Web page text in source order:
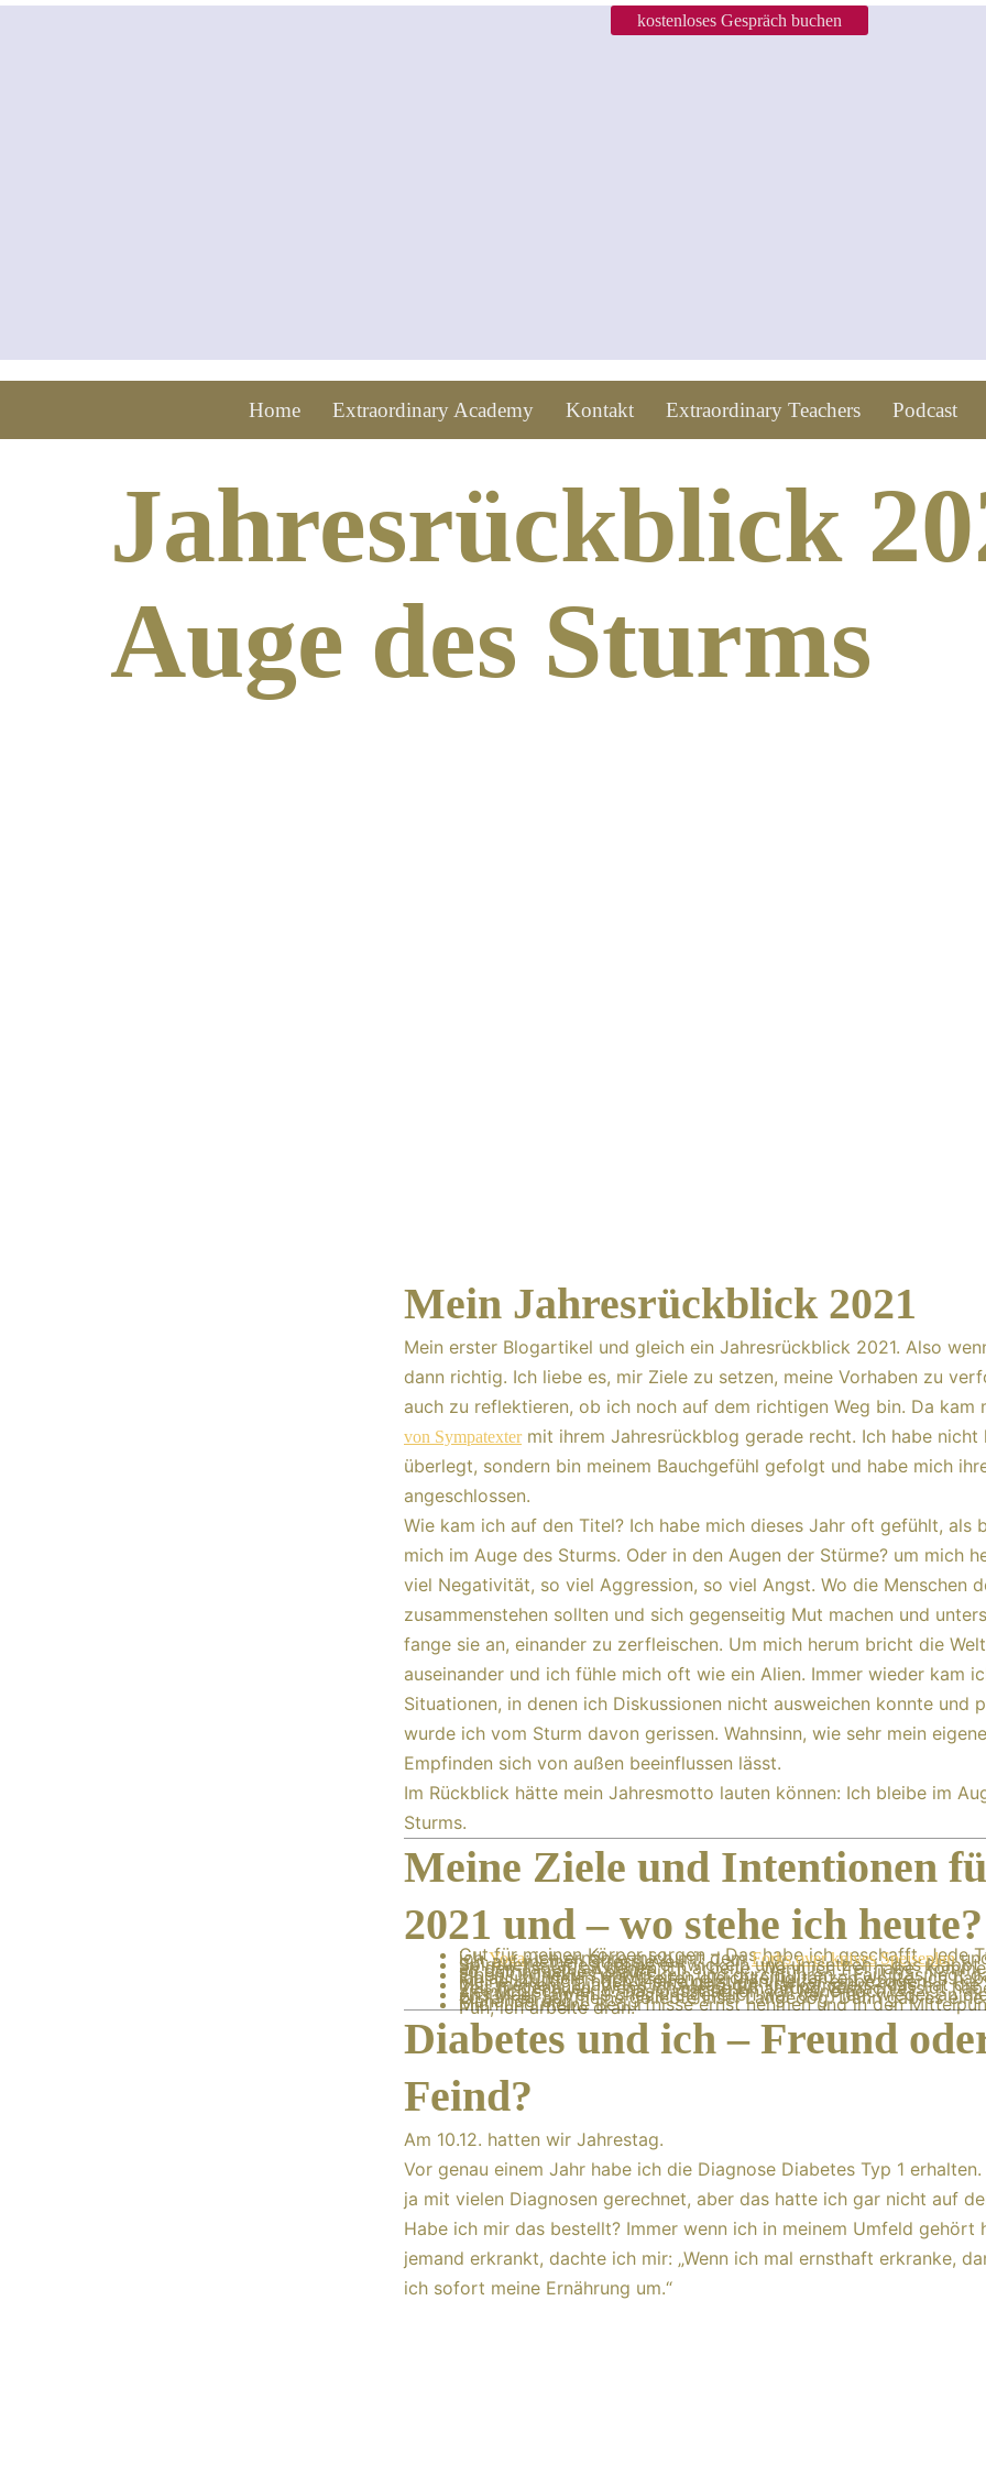
kostenloses Gespräch buchen
Home Extraordinary Academy Kontakt Extraordinary Teachers Podcast
Jahresrückblick
Auge des Sturms
Mein Jahresrückblick 2021
Mein erster Blogartikel und gleich ein Jahresrückblick 2021. Also
dann richtig. Ich liebe es, mir Ziele zu setzen, meine Vorhaben zu
auch zu reflektieren, ob ich noch auf dem richtigen Weg bin. Da kam
von Sympatextermit ihrem Jahresrückblog gerade recht. Ich habe nicht
überlegt, sondern bin meinem Bauchgefühl gefolgt und habe mich
angeschlossen.
Wie kam ich auf den Titel? Ich habe mich dieses Jahr oft gefühlt, als
mich im Auge des Sturms. Oder in den Augen der Stürme? um mich
viel Negativität, so viel Aggression, so viel Angst. Wo die Menschen
zusammenstehen sollten und sich gegenseitig Mut machen und
fange sie an, einander zu zerfleischen. Um mich herum bricht die Welt
auseinander und ich fühle mich oft wie ein Alien. Immer wieder kam
Situationen, in denen ich Diskussionen nicht ausweichen konnte und
wurde ich vom Sturm davon gerissen. Wahnsinn, wie sehr mein
Empfinden sich von außen beeinflussen lässt.
Im Rückblick hätte mein Jahresmotto lauten können: Ich bleibe im
Sturms.
Meine Ziele und Intentionen
2021 und – wo stehe ich heute?
Gut für meinen Körper sorgen – Das habe ich geschafft. Jede
ichYoga; ich ernähre mich mit demForks over knives Speiseplan
gut auf meinen Stresslevel.
Spirituelle Tagesroutine entwickeln und umsetzen – das klappt
an den Tagen, an denen ich arbeite. Wenn ich frei habe,
so gut in meine Abläufe.
Einen Onlinekurs entwickeln und durchführen – Fail! Das liegt
ich auf zu vielen Hochzeiten gleichzeitig tanzen wollte. Ich
meine Intuition, noch meine geistigen Helfer einbezogen.
Mit „meinem“ Diabetes im Alltag gut klarkommen – das hat die
Zeit hingehauen. Wenn ich meine Ernährung vernachlässigt
ziemlich schwierig. Das passt schon, ich lerne noch.
Ans Meer fahren – check! Eigentlich war der Plan, wieder an
zu fahren auf meine geliebte Insel Langeoog. Dann gab es eine
Planänderung.
Mich und meine Bedürfnisse ernst nehmen und in den
Puh, ich arbeite dran.
Diabetes und ich – Freund
Feind?
Am 10.12. hatten wir Jahrestag.
Vor genau einem Jahr habe ich die Diagnose Diabetes Typ 1
ja mit vielen Diagnosen gerechnet, aber das hatte ich gar nicht auf
Habe ich mir das bestellt? Immer wenn ich in meinem Umfeld gehört
jemand erkrankt, dachte ich mir: „Wenn ich mal ernsthaft erkranke,
ich sofort meine Ernährung um.“